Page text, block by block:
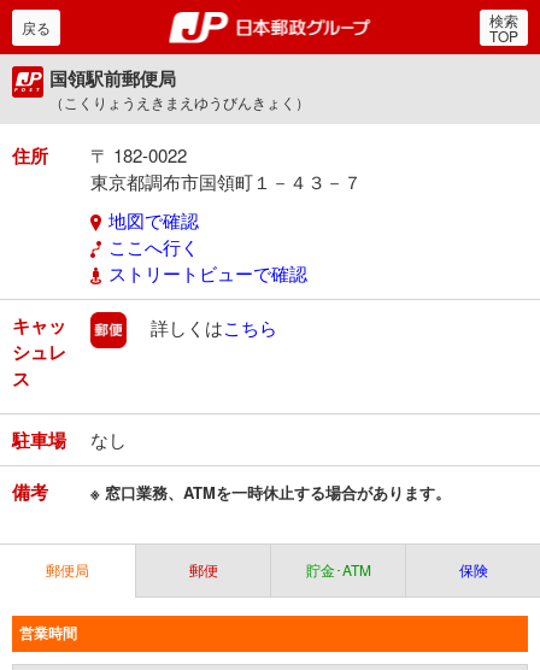
郵便局・日本郵政グルー
戻る 検索
TOP
国領駅前郵便局
（こくりょうえきまえゆうびんきょく）
住所
〒 182-0022
東京都調布市国領町１－４３－７
地図で確認
ここへ行く
ストリートビューで確認
キャッ
シュレ
ス
郵便
詳しくはこちら
駐車場 なし
備考 ※ 窓口業務、ATMを一時休止する場合があります。
郵便局 郵便 貯金･ATM 保険
営業時間